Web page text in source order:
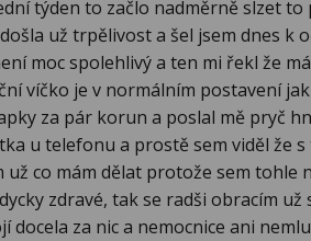
týden to začlo nadměrně slzet
už trpělivost a šel jsem dnes k
moc spolehlivý a ten mi řekl že
víčko je v normálním postavení
za pár korun a poslal mě pryč
u telefonu a prostě sem viděl že
už co mám dělat protože sem tohle
zdravé, tak se radši obracím
docela za nic a nemocnice ani